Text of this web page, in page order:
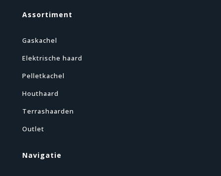
Assortiment
Gaskachel
Elektrische haard
Pelletkachel
Houthaard
Terrashaarden
Outlet
Navigatie